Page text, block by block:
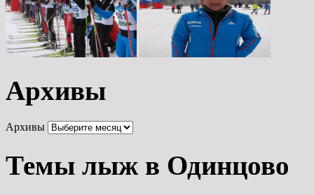
Архивы
Архивы
Темы лыж в Одинцово